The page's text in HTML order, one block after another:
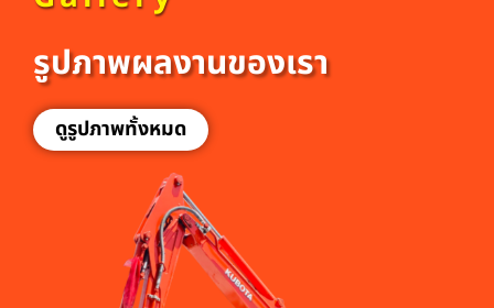
รูปภาพผลงานของเรา
ดูรูปภาพทั้งหมด